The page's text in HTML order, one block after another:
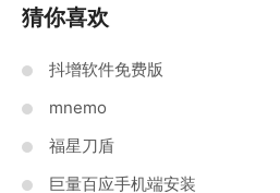
猜你喜欢
抖增软件免费版
mnemo
福星刀盾
巨量百应手机端安装